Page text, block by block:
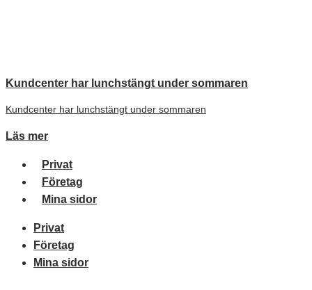
Kundcenter har lunchstängt under sommaren
Kundcenter har lunchstängt under sommaren
Läs mer
Privat
Företag
Mina sidor
Privat
Företag
Mina sidor